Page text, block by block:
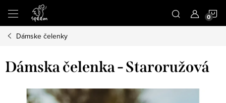
obsah
Dámske čelenky
Dámska čelenka - Staroružová